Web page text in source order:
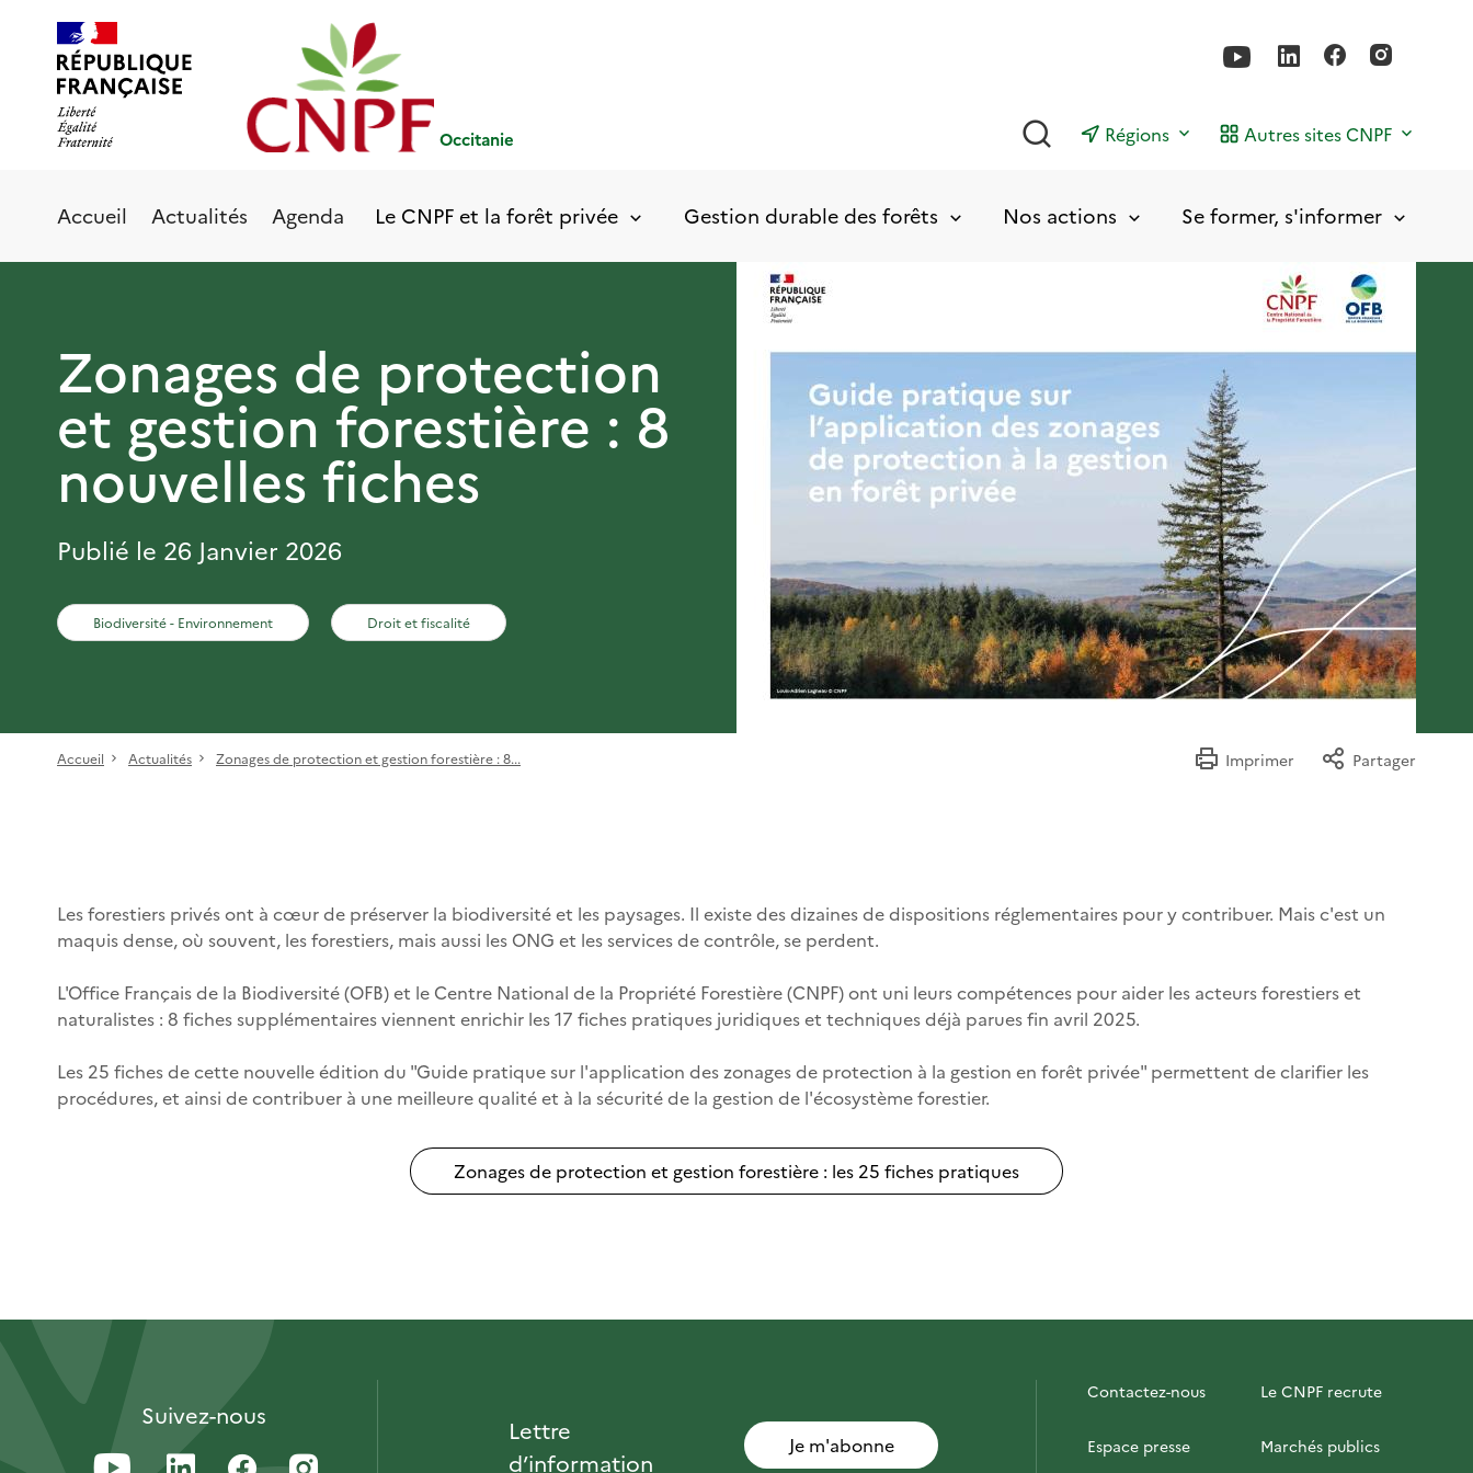
contenu
principal
Occitanie Rechercher
Régions Autres sites CNPF
Accueil Actualités Agenda Le CNPF et la forêt privée Gestion durable des forêts Nos actions Se former, s'informer
Zonages de protection
et gestion forestière : 8
nouvelles fiches
Publié le 26 Janvier 2026
Biodiversité - Environnement Droit et fiscalité
Accueil Actualités Zonages de protection et gestion forestière : 8... Imprimer Partager
Les forestiers privés ont à cœur de préserver la biodiversité et les paysages. Il existe des dizaines de dispositions réglementaires pour y contribuer. Mais c'est un
maquis dense, où souvent, les forestiers, mais aussi les ONG et les services de contrôle, se perdent.
L'Office Français de la Biodiversité (OFB) et le Centre National de la Propriété Forestière (CNPF) ont uni leurs compétences pour aider les acteurs forestiers et
naturalistes : 8 fiches supplémentaires viennent enrichir les 17 fiches pratiques juridiques et techniques déjà parues fin avril 2025.
Les 25 fiches de cette nouvelle édition du "Guide pratique sur l'application des zonages de protection à la gestion en forêt privée" permettent de clarifier les
procédures, et ainsi de contribuer à une meilleure qualité et à la sécurité de la gestion de l'écosystème forestier.
Zonages de protection et gestion forestière : les 25 fiches pratiques
Suivez-nous
Lettre
d’information
Je m'abonne
Contactez-nous Le CNPF recrute
Espace presse Marchés publics